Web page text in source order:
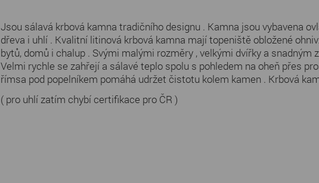
Jsou sálavá krbová kamna tradičního designu . Kamna jsou vybavena
dřeva i uhlí . Kvalitní litinová krbová kamna mají topeniště obložené
bytů, domů i chalup . Svými malými rozměry , velkými dvířky a
Velmi rychle se zahřejí a sálavé teplo spolu s pohledem na oheň přes
římsa pod popelníkem pomáhá udržet čistotu kolem kamen . Krbová
( pro uhlí zatím chybí certifikace pro ČR )